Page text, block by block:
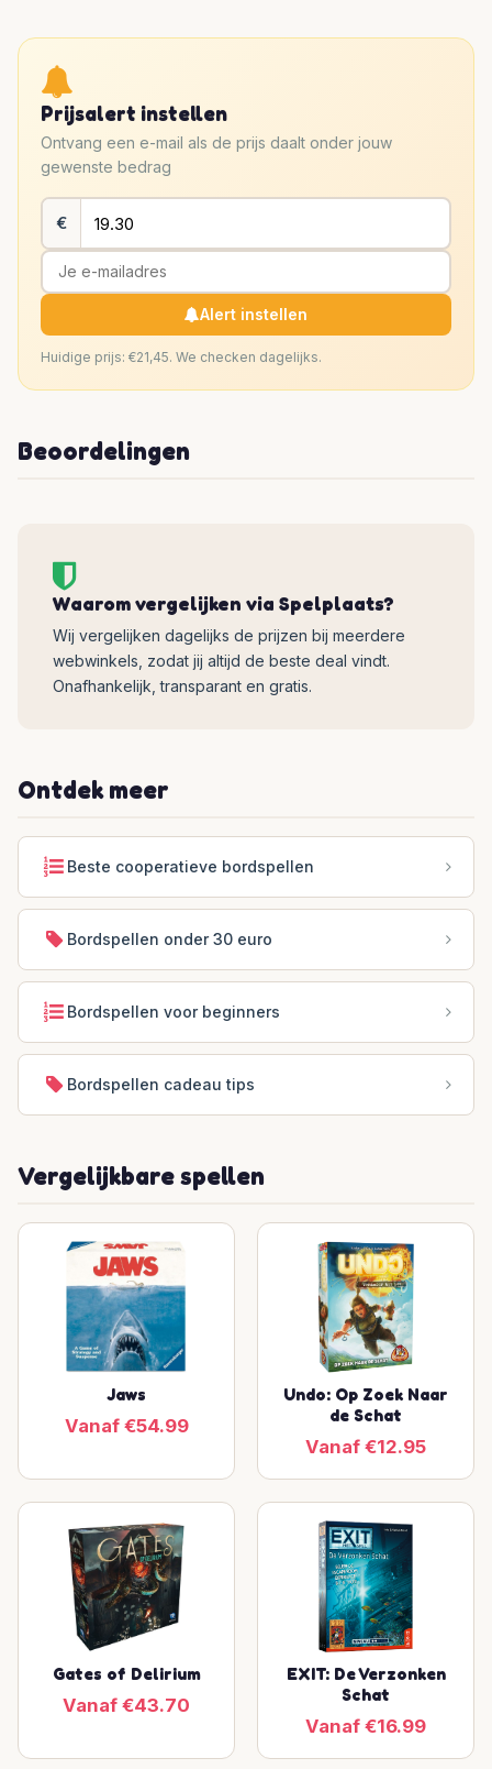
Prijsalert instellen
Ontvang een e-mail als de prijs daalt onder jouw
gewenste bedrag
€
Alert instellen
Huidige prijs: €21,45. We checken dagelijks.
Beoordelingen
Waarom vergelijken via Spelplaats?
Wij vergelijken dagelijks de prijzen bij meerdere
webwinkels, zodat jij altijd de beste deal vindt.
Onafhankelijk, transparant en gratis.
Ontdek meer
Beste cooperatieve bordspellen
Bordspellen onder 30 euro
Bordspellen voor beginners
Bordspellen cadeau tips
Vergelijkbare spellen
Jaws
Vanaf €54.99
Undo: Op Zoek Naar
de Schat
Vanaf €12.95
Gates of Delirium
Vanaf €43.70
EXIT: De Verzonken
Schat
Vanaf €16.99